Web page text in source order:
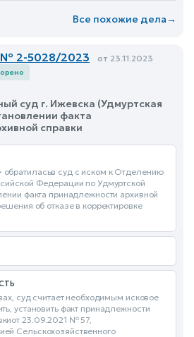
Все похожие дела→
2-5028/2023 от 23.11.2023
суд г. Ижевска (Удмуртская
факта
справки
суд с иском к Отделению
Федерации по Удмуртской
факта принадлежности архивной
об отказе в корректировке
суд считает необходимым исковое
установить факт принадлежности
23.09.2021 № 57,
Сельскохозяйственного